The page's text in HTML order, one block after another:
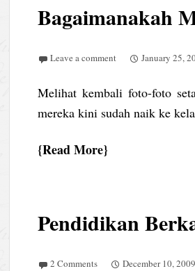
Bagaimanakah
Leave a comment January 25,
Melihat kembali foto-foto
mereka kini sudah naik ke
Read More
Pendidikan
2 Comments December 10, 2009